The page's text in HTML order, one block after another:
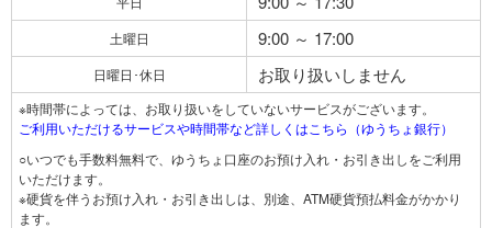
土曜日 9:00 ～ 17:00
日曜日･休日 お取り扱いしません
※時間帯によっては、お取り扱いをしていないサービスがございます。
ご利用いただけるサービスや時間帯など詳しくはこちら（ゆうちょ銀行）
○いつでも手数料無料で、ゆうちょ口座のお預け入れ・お引き出しをご利用
いただけます。
※硬貨を伴うお預け入れ・お引き出しは、別途、ATM硬貨預払料金がかかり
ます。